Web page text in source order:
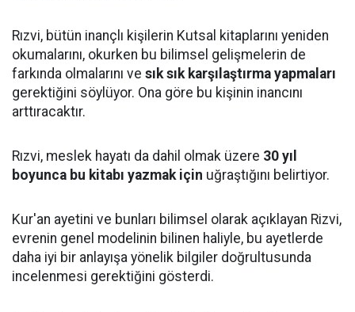
Rızvi, bütün inançlı kişilerin Kutsal kitaplarını yeniden
okumalarını, okurken bu bilimsel gelişmelerin de
farkında olmalarını ve sık sık karşılaştırma yapmaları
gerektiğini söylüyor. Ona göre bu kişinin inancını
arttıracaktır.
Rızvi, meslek hayatı da dahil olmak üzere 30 yıl
boyunca bu kitabı yazmak için uğraştığını belirtiyor.
Kur'an ayetini ve bunları bilimsel olarak açıklayan Rizvi,
evrenin genel modelinin bilinen haliyle, bu ayetlerde
daha iyi bir anlayışa yönelik bilgiler doğrultusunda
incelenmesi gerektiğini gösterdi.